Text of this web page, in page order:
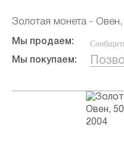
Золотая монета -
Мы продаем:
Мы покупаем: